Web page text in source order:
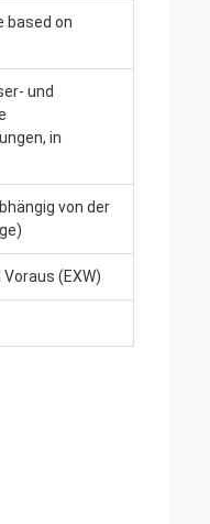
based on
und
in
von der
(EXW)